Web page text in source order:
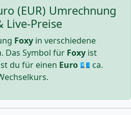
(EUR) Umrechnung
Live-Preise
Foxy in verschiedene
Das Symbol für Foxy ist
du für einen Euro 💶 ca.